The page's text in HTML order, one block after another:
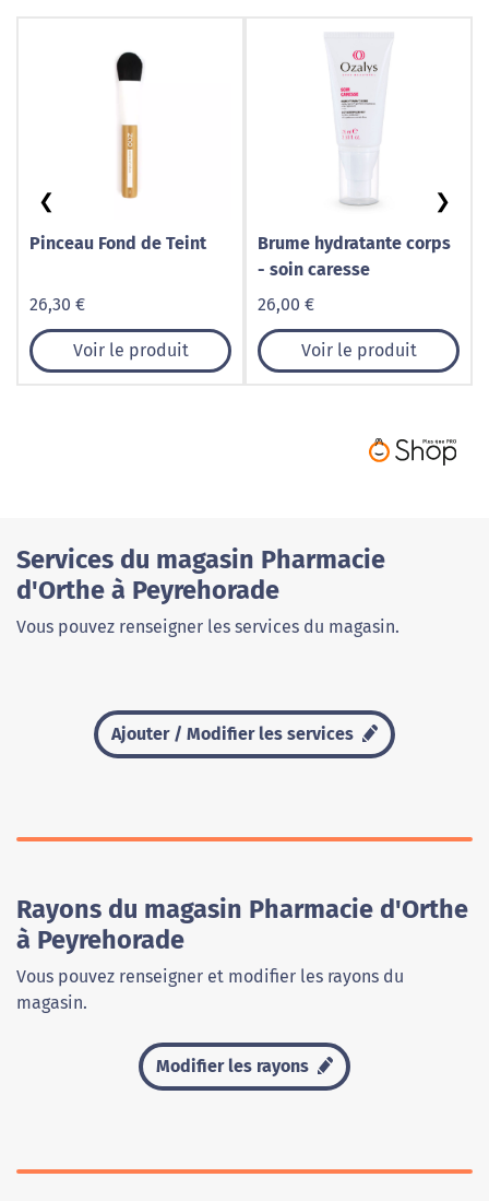
Pinceau Fond de Teint
26,30 €
Voir le produit
Brume hydratante corps
- soin caresse
26,00 €
Voir le produit
❮ ❯
Services du magasin Pharmacie
d'Orthe à Peyrehorade
Vous pouvez renseigner les services du magasin.
Ajouter / Modifier les services
Rayons du magasin Pharmacie d'Orthe
à Peyrehorade
Vous pouvez renseigner et modifier les rayons du
magasin.
Modifier les rayons